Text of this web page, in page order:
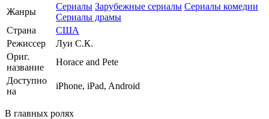
Жанры
Сериалы Зарубежные сериалы Сериалы комедии
Сериалы драмы
Страна
США
Режиссер
Луи С.К.
Ориг.
название
Horace and Pete
Доступно
на
iPhone, iPad, Android
В главных ролях